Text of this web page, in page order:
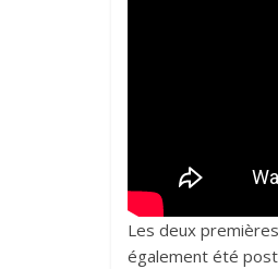
Les deux
également été